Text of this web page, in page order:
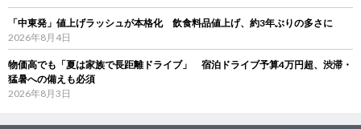
「中東発」値上げラッシュが本格化 飲食料品値上げ、約3年ぶりの多さに
2026年8月4日
物価高でも「夏は家族で長距離ドライブ」 宿泊ドライブ予算4万円超、渋滞・
猛暑への備えも必須
2026年8月3日